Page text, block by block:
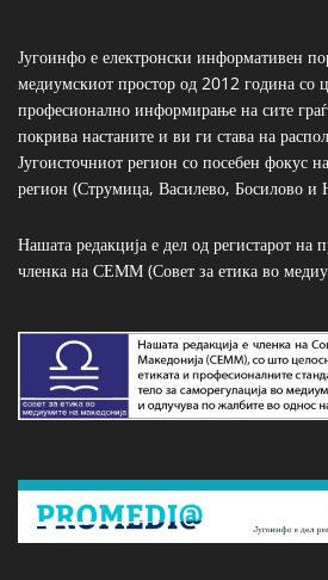
Југоинфо е електронски информативен
медиумскиот простор од 2012 година со
професионално информирање на сите
покрива настаните и ви ги става на
Југоисточниот регион со посебен фокус
регион (Струмица, Василево, Босилово и
Нашата редакција е дел од регистарот
членка на СЕММ (Совет за етика во